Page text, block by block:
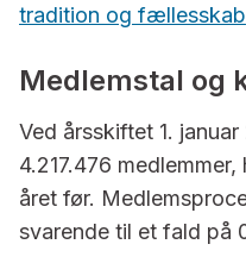
tradition og fællesskab
Medlemstal og
Ved årsskiftet 1.
4.217.476
året før.
svarende til et fald på